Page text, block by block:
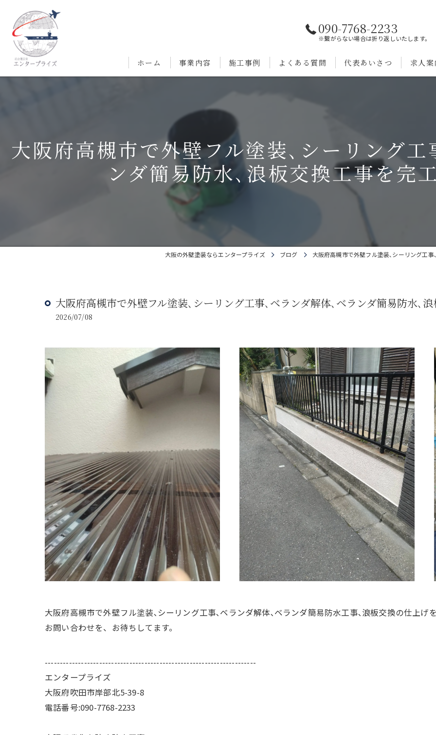
090-7768-2233
※繋がらない場合は折り返しいたします。
ホーム 事業内容 施工事例 よくある質問 代表あいさつ 求人案
大阪府高槻市で外壁フル塗装､シーリング工
ンダ簡易防水､浪板交換工事を完
大阪の外壁塗装ならエンタープライズ ブログ 大阪府高槻市で外壁フル塗装､シーリング工
大阪府高槻市で外壁フル塗装､シーリング工事､ベランダ解体､ベランダ簡易防水､浪
2026/07/08
大阪府高槻市で外壁フル塗装､シーリング工事､ベランダ解体､ベランダ簡易防水工事､浪板交換の仕上げ
お問い合わせを、お待ちしてます。
----------------------------------------------------------------------
エンタープライズ
大阪府吹田市岸部北5-39-8
電話番号:090-7768-2233